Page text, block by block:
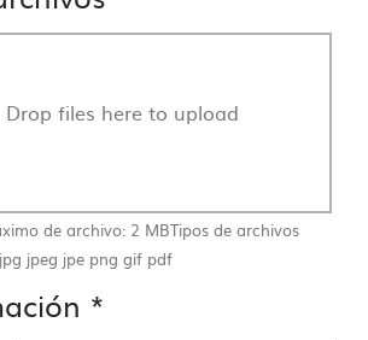
Drop files here to upload
de archivo: 2 MBTipos de archivos
jpeg jpe png gif pdf
*